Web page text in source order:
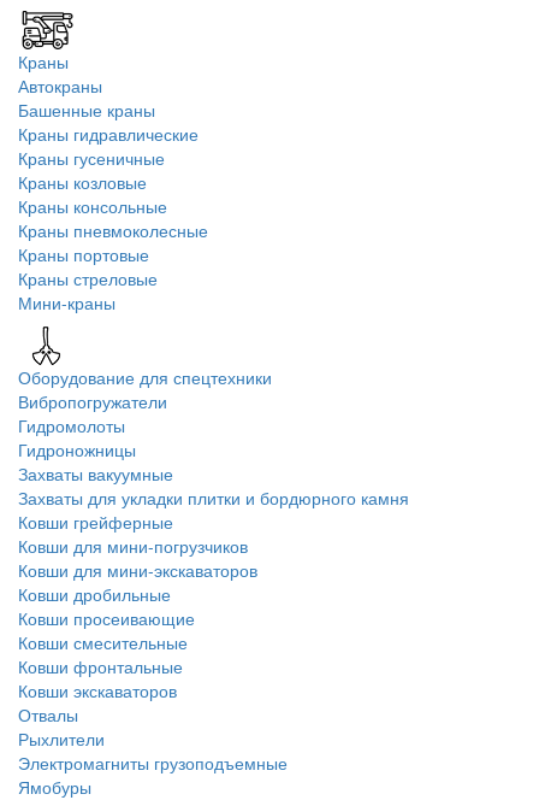
Краны
Автокраны
Башенные краны
Краны гидравлические
Краны гусеничные
Краны козловые
Краны консольные
Краны пневмоколесные
Краны портовые
Краны стреловые
Мини-краны
Оборудование для спецтехники
Вибропогружатели
Гидромолоты
Гидроножницы
Захваты вакуумные
Захваты для укладки плитки и бордюрного камня
Ковши грейферные
Ковши для мини-погрузчиков
Ковши для мини-экскаваторов
Ковши дробильные
Ковши просеивающие
Ковши смесительные
Ковши фронтальные
Ковши экскаваторов
Отвалы
Рыхлители
Электромагниты грузоподъемные
Ямобуры